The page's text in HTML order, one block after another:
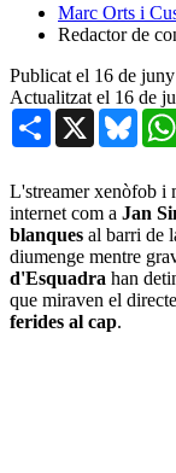
Marc Orts i
Redactor de
Publicat el 16 de
Actualitzat el 16 de
Share X
L'streamer xenòfob i
internet com a Jan
blanques al barri de
diumenge mentre
d'Esquadra han
que miraven el
ferides al cap.